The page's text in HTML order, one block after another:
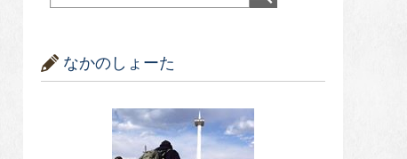
なかのしょーた